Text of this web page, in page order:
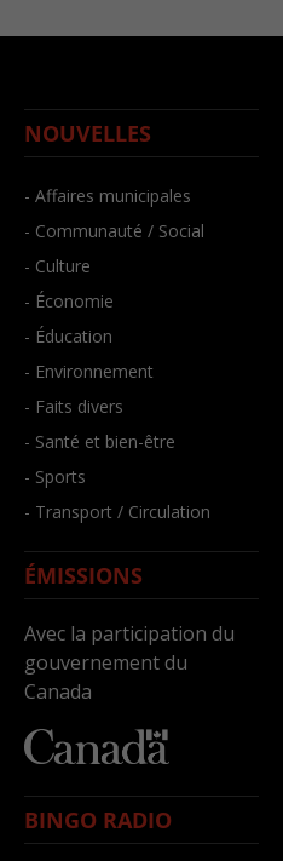
NOUVELLES
- Affaires municipales
- Communauté / Social
- Culture
- Économie
- Éducation
- Environnement
- Faits divers
- Santé et bien-être
- Sports
- Transport / Circulation
ÉMISSIONS
Avec la participation du
gouvernement du
Canada
BINGO RADIO